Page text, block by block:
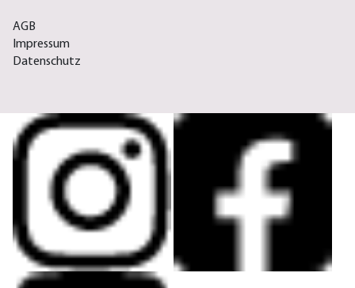
AGB
Impressum
Datenschutz